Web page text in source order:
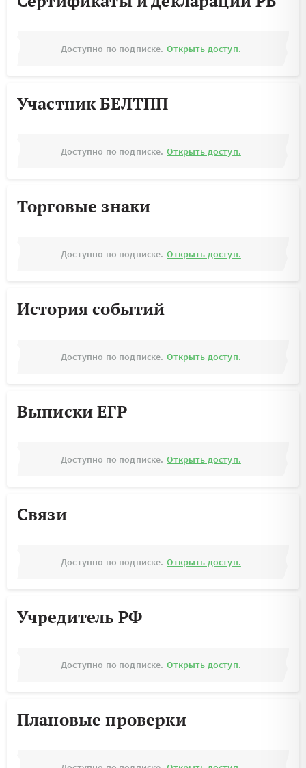
Доступно по подписке. Открыть доступ.
Участник БЕЛТПП
Доступно по подписке. Открыть доступ.
Торговые знаки
Доступно по подписке. Открыть доступ.
История событий
Доступно по подписке. Открыть доступ.
Выписки ЕГР
Доступно по подписке. Открыть доступ.
Связи
Доступно по подписке. Открыть доступ.
Учредитель РФ
Доступно по подписке. Открыть доступ.
Плановые проверки